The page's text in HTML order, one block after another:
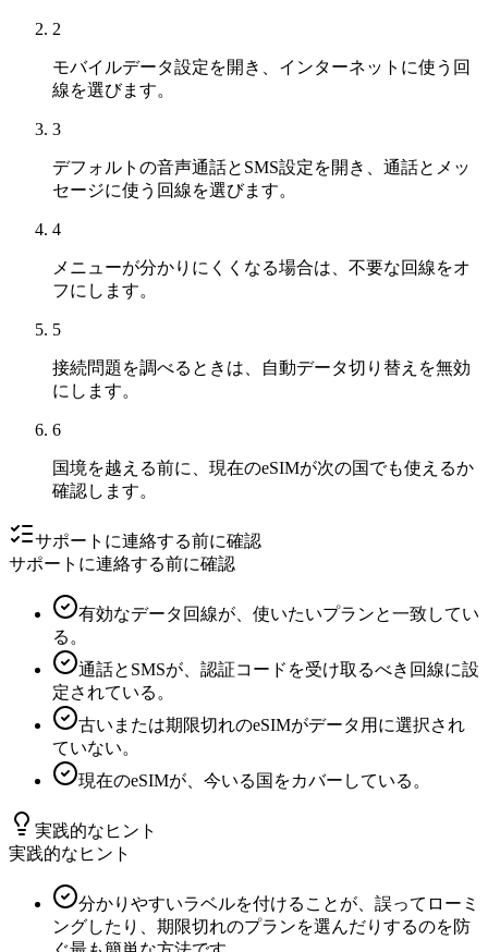
2
モバイルデータ設定を開き、インターネットに使う回
線を選びます。
3
デフォルトの音声通話とSMS設定を開き、通話とメッ
セージに使う回線を選びます。
4
メニューが分かりにくくなる場合は、不要な回線をオ
フにします。
5
接続問題を調べるときは、自動データ切り替えを無効
にします。
6
国境を越える前に、現在のeSIMが次の国でも使えるか
確認します。
サポートに連絡する前に確認
サポートに連絡する前に確認
有効なデータ回線が、使いたいプランと一致してい
る。
通話とSMSが、認証コードを受け取るべき回線に設
定されている。
古いまたは期限切れのeSIMがデータ用に選択され
ていない。
現在のeSIMが、今いる国をカバーしている。
実践的なヒント
実践的なヒント
分かりやすいラベルを付けることが、誤ってローミ
ングしたり、期限切れのプランを選んだりするのを防